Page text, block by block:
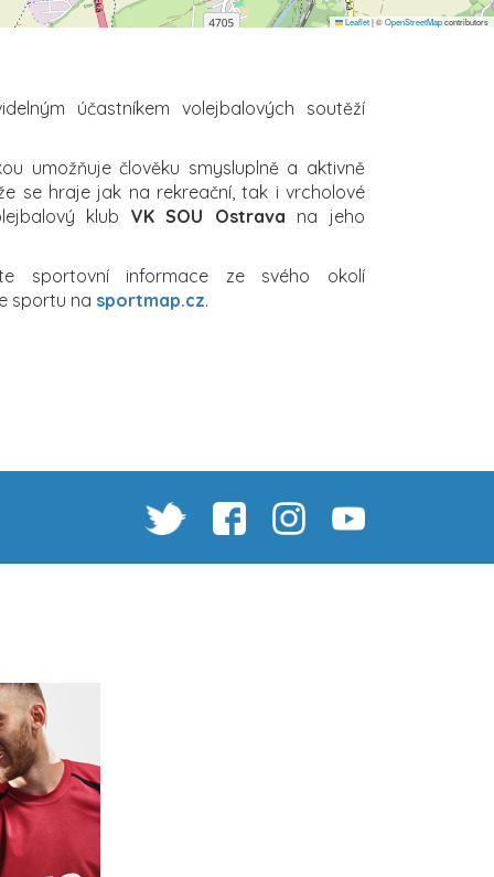
Leaflet|©OpenStreetMapcontributors
účastníkem volejbalových soutěží
umožňuje člověku smysluplně a aktivně
se hraje jak na rekreační, tak i vrcholové
klub VK SOU Ostrava na jeho
sportovní informace ze svého okolí
sportu na sportmap.cz.